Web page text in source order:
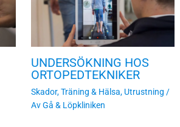
UNDERSÖKNING HOS
ORTOPEDTEKNIKER
Skador,Träning & Hälsa, Utrustning /
AvGå & Löpkliniken